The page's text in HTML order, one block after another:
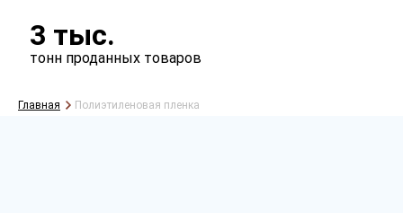
3 тыс.
тонн проданных товаров
Главная Полиэтиленовая пленка